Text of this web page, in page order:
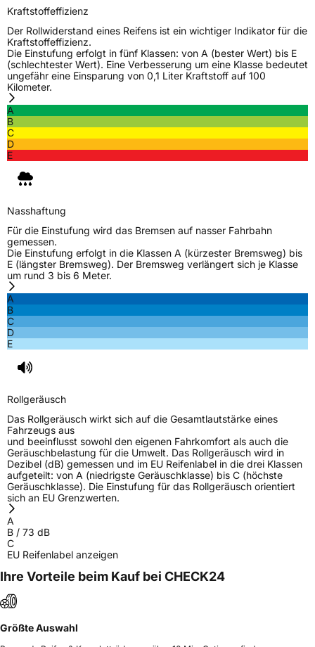
Kraftstoffeffizienz
Der Rollwiderstand eines Reifens ist ein wichtiger Indikator für die
Kraftstoffeffizienz.
Die Einstufung erfolgt in fünf Klassen: von A (bester Wert) bis E
(schlechtester Wert). Eine Verbesserung um eine Klasse bedeutet
ungefähr eine Einsparung von 0,1 Liter Kraftstoff auf 100
Kilometer.
A
B
C
D
E
Nasshaftung
Für die Einstufung wird das Bremsen auf nasser Fahrbahn
gemessen.
Die Einstufung erfolgt in die Klassen A (kürzester Bremsweg) bis
E (längster Bremsweg). Der Bremsweg verlängert sich je Klasse
um rund 3 bis 6 Meter.
A
B
C
D
E
Rollgeräusch
Das Rollgeräusch wirkt sich auf die Gesamtlautstärke eines
Fahrzeugs aus
und beeinflusst sowohl den eigenen Fahrkomfort als auch die
Geräuschbelastung für die Umwelt. Das Rollgeräusch wird in
Dezibel (dB) gemessen und im EU Reifenlabel in die drei Klassen
aufgeteilt: von A (niedrigste Geräuschklasse) bis C (höchste
Geräuschklasse). Die Einstufung für das Rollgeräusch orientiert
sich an EU Grenzwerten.
A
B / 73 dB
C
EU Reifenlabel anzeigen
Ihre Vorteile beim Kauf bei CHECK24
Größte Auswahl